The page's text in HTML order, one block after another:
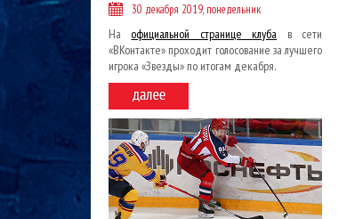
30 декабря 2019, понедельник
На официальной странице клуба в сети
«ВКонтакте» проходит голосование за лучшего
игрока «Звезды» по итогам декабря.